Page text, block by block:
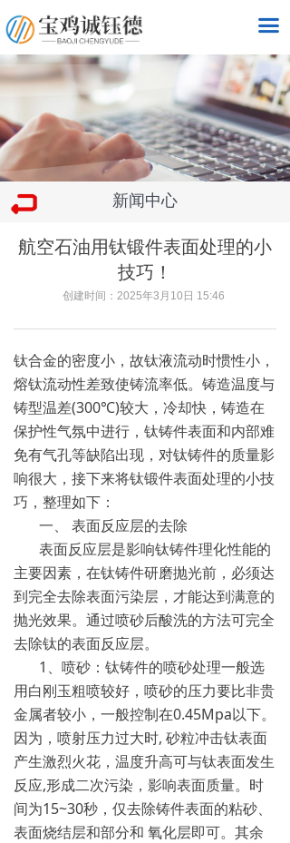
끀
航空石油用钛锻件表面处理的小
技巧！
创建时间： 2025年3月10日 15:46
钛合金的密度小，故钛液流动时惯性小，
熔钛流动性差致使铸流率低。铸造温度与
铸型温差(300℃)较大，冷却快，铸造在
保护性气氛中进行，钛铸件表面和内部难
免有气孔等缺陷出现，对钛铸件的质量影
响很大，接下来将钛锻件表面处理的小技
巧，整理如下：
一、 表面反应层的去除
表面反应层是影响钛铸件理化性能的
主要因素，在钛铸件研磨抛光前，必须达
到完全去除表面污染层，才能达到满意的
抛光效果。通过喷砂后酸洗的方法可完全
去除钛的表面反应层。
1、喷砂：钛铸件的喷砂处理一般选
用白刚玉粗喷较好，喷砂的压力要比非贵
金属者较小，一般控制在0.45Mpa以下。
因为，喷射压力过大时, 砂粒冲击钛表面
产生激烈火花，温度升高可与钛表面发生
反应,形成二次污染，影响表面质量。时
间为15~30秒，仅去除铸件表面的粘砂、
表面烧结层和部分和 氧化层即可。其余
新闻中心